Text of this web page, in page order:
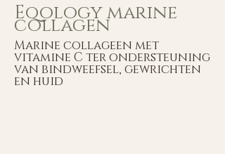
Eqology marine
collagen
Marine collageen met
vitamine C ter ondersteuning
van bindweefsel, gewrichten
en huid